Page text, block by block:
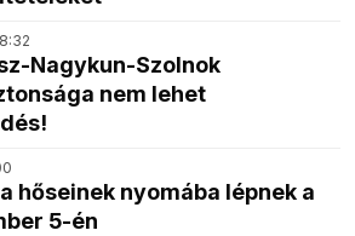
Nagykun-Szolnok
nem lehet
hőseinek nyomába lépnek a
5-én